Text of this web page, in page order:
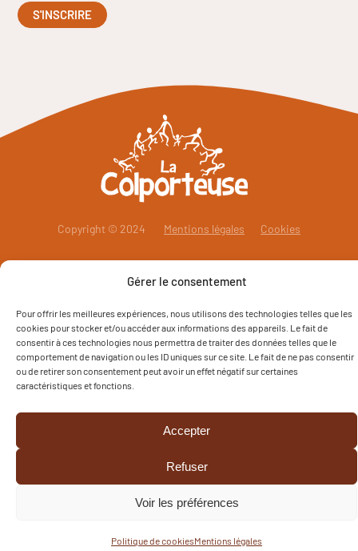
Gérer le consentement
Pour offrir les meilleures expériences, nous utilisons des technologies telles que les
cookies pour stocker et/ou accéder aux informations des appareils. Le fait de
consentir à ces technologies nous permettra de traiter des données telles que le
comportement de navigation ou les ID uniques sur ce site. Le fait de ne pas consentir
ou de retirer son consentement peut avoir un effet négatif sur certaines
caractéristiques et fonctions.
Accepter
Refuser
Voir les préférences
Politique de cookiesMentions légales
Copyright © 2024 Mentions légales Cookies